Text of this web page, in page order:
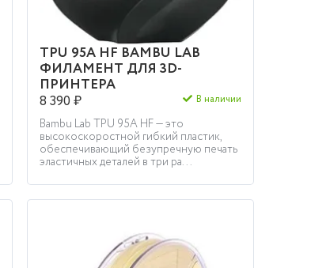
TPU 95A HF BAMBU LAB
ФИЛАМЕНТ ДЛЯ 3D-
ПРИНТЕРА
8 390 ₽
В наличии
Bambu Lab TPU 95A HF — это
высокоскоростной гибкий пластик,
обеспечивающий безупречную печать
эластичных деталей в три ра...
КУПИТЬ